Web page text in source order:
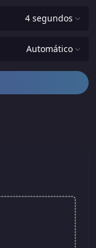
4 segundos
Automático